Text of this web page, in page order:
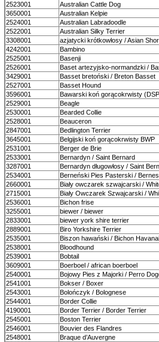
2523001
Australian Cattle Dog
3650001
Australian Kelpie
2524001
Australian Labradoodle
2522001
Australian Silky Terrier
3308001
azjatycki krótkowłosy / Asian
4242001
Bambino
2525001
Basenji
2526001
Baset artezyjsko-normandzki /
3429001
Basset bretoński / Breton Basset
2527001
Basset Hound
3596001
Bawarski koń gorącokrwisty
2529001
Beagle
2530001
Bearded Collie
2528001
Beauceron
2847001
Bedlington Terrier
3645001
Belgijski koń gorącokrwisty BWP
2531001
Berger de Brie
2533001
Bernardyn / Saint Bernard
3287001
Bernardyn długowłosy / Saint
2534001
Berneński Pies Pasterski /
2660001
Biały owczarek szwajcarski /
2715001
Biały Owczarek Szwajcarski /
2536001
Bichon frise
3255001
biewer / biewer
2833001
biewer york shire terrier
2889001
Biro Yorkshire Terrier
2535001
Biszon hawański / Bichon
2538001
Bloodhound
2539001
Bobtail
3609001
Boerboel / african boerboel
2540001
Bojowy Pies z Majorki / Perro
2541001
Bokser / Boxer
2543001
Bolończyk / Bolognese
2544001
Border Collie
4190001
Border Terrier / Border Terrier
2545001
Boston Terrier
2546001
Bouvier des Flandres
2548001
Braque d’Auvergne